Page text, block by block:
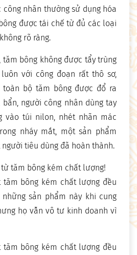
công nhân thường sử dụng hóa
được tái chế từ đủ các loại
rõ ràng.
tăm bông không được tẩy trùng
với công đoạn rất thô sơ,
toàn bộ tăm bông được đổ ra
người công nhân dùng tay
vào túi nilon, nhét nhãn mác
nháy mắt, một sản phẩm
tiêu dùng đã hoàn thành.
tăm bông kém chất lượng đều
sản phẩm này khi cung
họ vẫn vô tư kinh doanh vì
tăm bông kém chất lượng đều